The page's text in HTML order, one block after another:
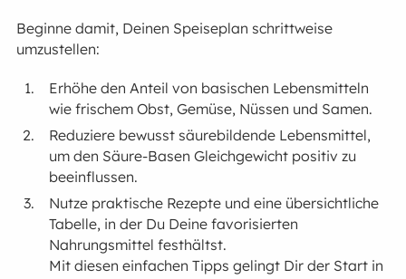
Beginne damit, Deinen Speiseplan schrittweise
umzustellen:
Erhöhe den Anteil von basischen Lebensmitteln
wie frischem Obst, Gemüse, Nüssen und Samen.
Reduziere bewusst säurebildende Lebensmittel,
um den Säure-Basen Gleichgewicht positiv zu
beeinflussen.
Nutze praktische Rezepte und eine übersichtliche
Tabelle, in der Du Deine favorisierten
Nahrungsmittel festhältst.
Mit diesen einfachen Tipps gelingt Dir der Start in